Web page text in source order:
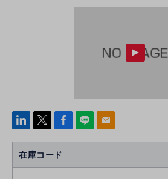
linke
Face
k
line mail
在庫コード